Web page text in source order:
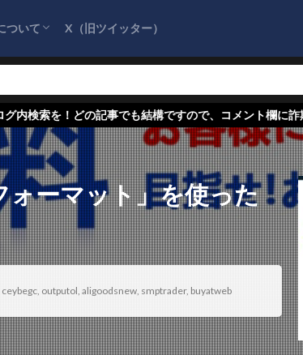
ついて
プポリシー
せまとめるブログ』を応援してく
X（旧ツイッター）
でも結構ですので、コメント欄に詐欺情報をお寄せく
ォーマット」を使った
ceybegc, outputol, aligoodsnew, smptrader, buyatweb